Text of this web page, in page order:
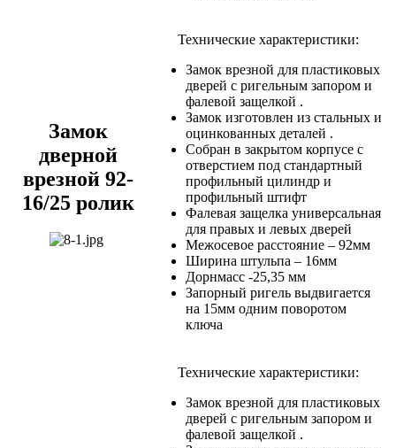
Замок
дверной
врезной 92-
16/25 ролик
Технические характеристики:
Замок врезной для пластиковых
дверей с ригельным запором и
фалевой защелкой .
Замок изготовлен из стальных и
оцинкованных деталей .
Собран в закрытом корпусе с
отверстием под стандартный
профильный цилиндр и
профильный штифт
Фалевая защелка универсальная
для правых и левых дверей
Межосевое расстояние – 92мм
Ширина штульпа – 16мм
Дорнмасс -25,35 мм
Запорный ригель выдвигается
на 15мм одним поворотом
ключа
Технические характеристики:
Замок врезной для пластиковых
дверей с ригельным запором и
фалевой защелкой .